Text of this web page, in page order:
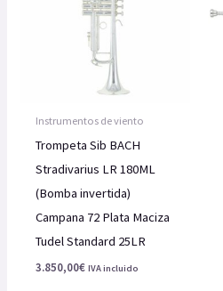
Instrumentos de viento
Trompeta Sib BACH
Stradivarius LR 180ML
(Bomba invertida)
Campana 72 Plata Maciza
Tudel Standard 25LR
3.850,00€ IVA incluido